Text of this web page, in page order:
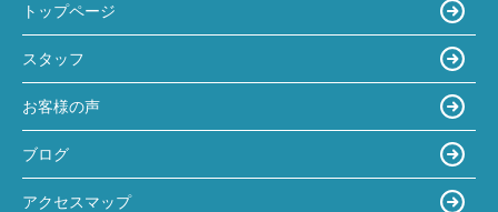
トップページ
スタッフ
お客様の声
ブログ
アクセスマップ